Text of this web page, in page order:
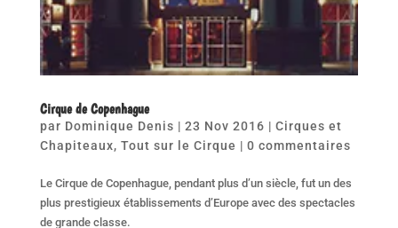
Cirque de Copenhague
par Dominique Denis | 23 Nov 2016 | Cirques et
Chapiteaux, Tout sur le Cirque | 0 commentaires
Le Cirque de Copenhague, pendant plus d’un siècle, fut un des
plus prestigieux établissements d’Europe avec des spectacles
de grande classe.